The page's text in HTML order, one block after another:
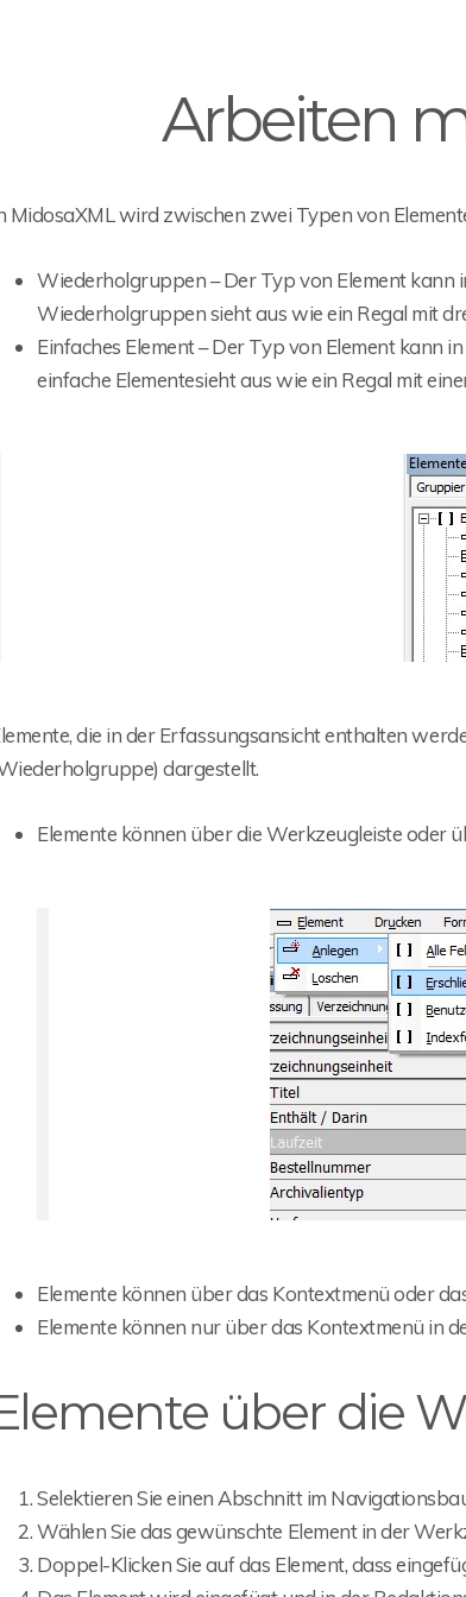
Arbeiten
MidosaXML wird zwischen zwei Typen von
Wiederholgruppen – Der Typ von Element kann
Wiederholgruppen sieht aus wie ein Regal mit
Einfaches Element – Der Typ von Element kann
einfache Elementesieht aus wie ein Regal mit
die in der Erfassungsansicht enthalten
dargestellt.
Elemente können über die Werkzeugleiste oder
Elemente können über das Kontextmenü oder
Elemente können nur über das Kontextmenü in
über die
Selektieren Sie einen Abschnitt im
Wählen Sie das gewünschte Element in der
Doppel-Klicken Sie auf das Element, dass